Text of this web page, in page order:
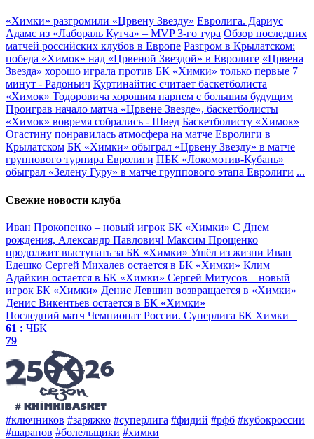
«Химки» разгромили «Црвену Звезду» Евролига. Дариус
Адамс из «Лабораль Кутча» – MVP 3-го тура Обзор последних
матчей российских клубов в Европе Разгром в Крылатском:
победа «Химок» над «Црвеной Звездой» в Евролиге «Црвена
Звезда» хорошо играла против БК «Химки» только первые 7
минут - Радоньич Куртинайтис считает баскетболиста
«Химок» Тодоровича хорошим парнем с большим будущим
Проиграв начало матча «Црвене Звезде», баскетболисты
«Химок» вовремя собрались - Швед Баскетболисту «Химок»
Огастину понравилась атмосфера на матче Евролиги в
Крылатском БК «Химки» обыграл «Црвену Звезду» в матче
группового турнира Евролиги ПБК «Локомотив-Кубань»
обыграл «Зелену Гуру» в матче группового этапа Евролиги ...
Свежие новости клуба
Иван Прокопенко – новый игрок БК «Химки» С Днем
рождения, Александр Павлович! Максим Прощенко
продолжит выступать за БК «Химки» Ушёл из жизни Иван
Едешко Сергей Михалев остается в БК «Химки» Клим
Адайкин остается в БК «Химки» Сергей Митусов – новый
игрок БК «Химки» Денис Левшин возвращается в «Химки»
Денис Викентьев остается в БК «Химки»
Последний матч Чемпионат России. Суперлига БК Химки
61 : ЧБК
79
#ключников #заряжко #суперлига #фидий #рфб #кубокроссии
#шарапов #болельщики #химки